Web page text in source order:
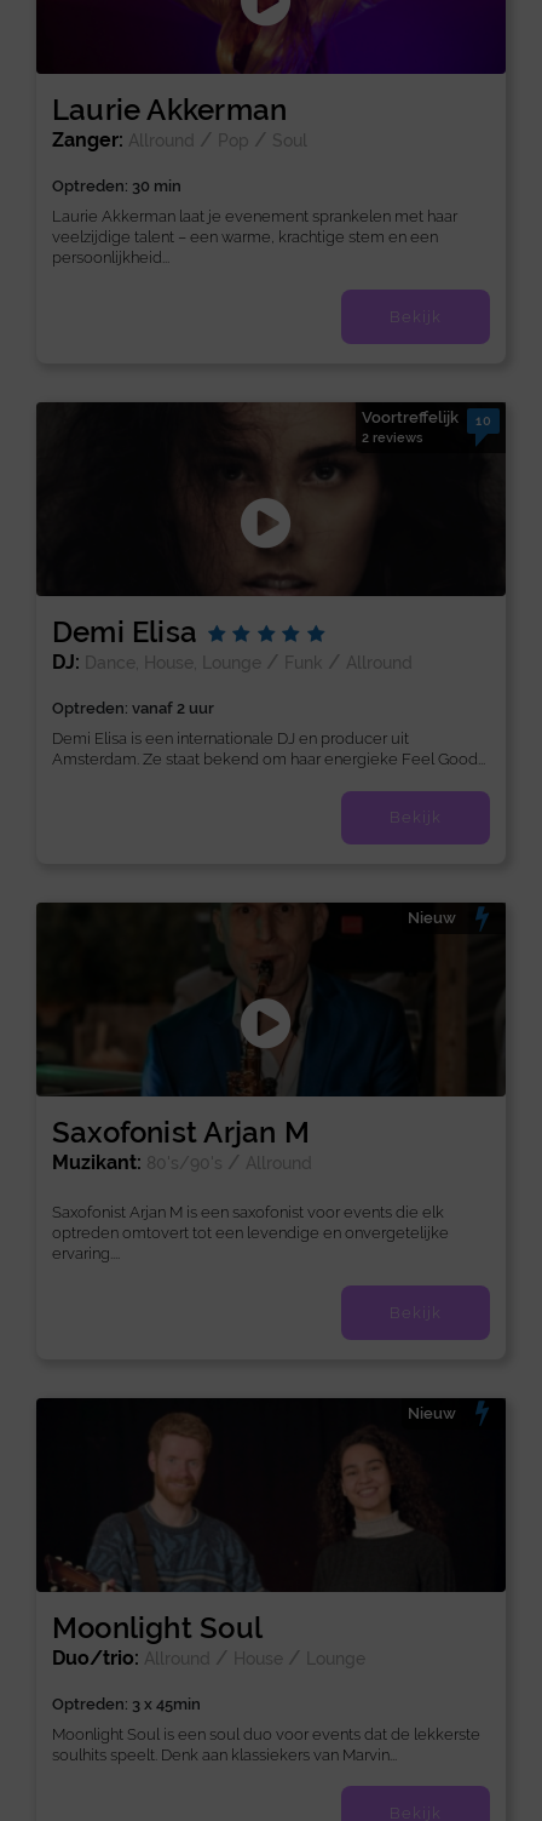
Laurie Akkerman
Zanger: Allround / Pop / Soul
Optreden: 30 min
Laurie Akkerman laat je evenement sprankelen met haar
veelzijdige talent – een warme, krachtige stem en een
persoonlijkheid...
Bekijk
Demi Elisa
Voortreffelijk
2 reviews
10
DJ: Dance, House, Lounge / Funk / Allround
Optreden: vanaf 2 uur
Demi Elisa is een internationale DJ en producer uit
Amsterdam. Ze staat bekend om haar energieke Feel Good...
Bekijk
Saxofonist Arjan M
Nieuw
Muzikant: 80's/90's / Allround
Saxofonist Arjan M is een saxofonist voor events die elk
optreden omtovert tot een levendige en onvergetelijke
ervaring....
Bekijk
Moonlight Soul
Nieuw
Duo/trio: Allround / House / Lounge
Optreden: 3 x 45min
Moonlight Soul is een soul duo voor events dat de lekkerste
soulhits speelt. Denk aan klassiekers van Marvin...
Bekijk